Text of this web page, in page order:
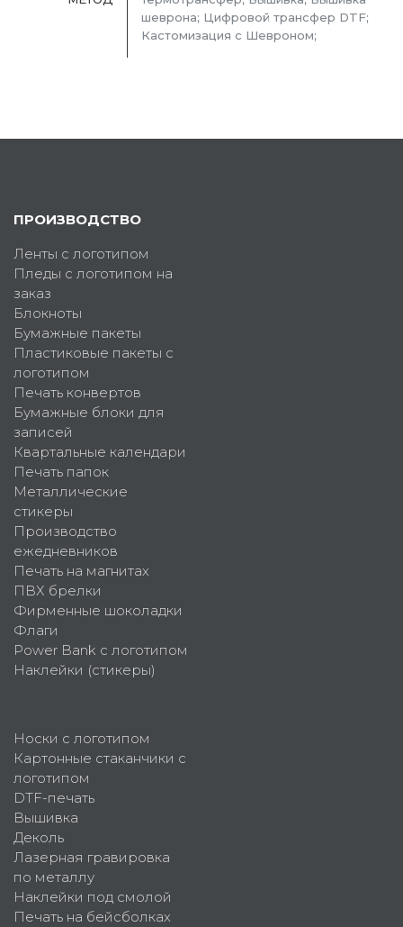
шеврона; Цифровой трансфер DTF;
Кастомизация с Шевроном;
ПРОИЗВОДСТВО
Ленты с логотипом
Пледы с логотипом на
заказ
Блокноты
Бумажные пакеты
Пластиковые пакеты с
логотипом
Печать конвертов
Бумажные блоки для
записей
Квартальные календари
Печать папок
Металлические
стикеры
Производство
ежедневников
Печать на магнитах
ПВХ брелки
Фирменные шоколадки
Флаги
Power Bank с логотипом
Наклейки (стикеры)
Носки с логотипом
Картонные стаканчики с
логотипом
DTF-печать
Вышивка
Деколь
Лазерная гравировка
по металлу
Наклейки под смолой
Печать на бейсболках